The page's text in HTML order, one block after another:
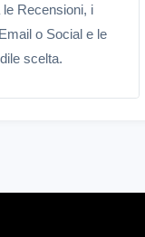
Recensioni, i
o Social e le
scelta.